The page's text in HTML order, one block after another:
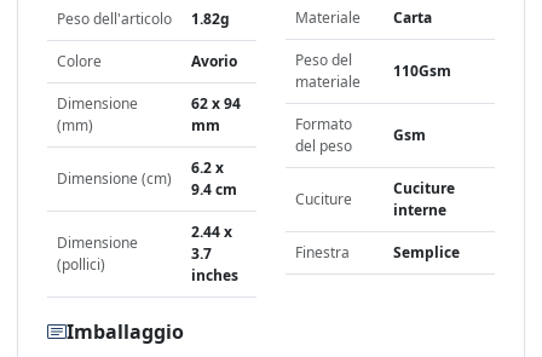
Peso dell'articolo 1.82g
Colore Avorio
Dimensione
(mm)
62 x 94
mm
Dimensione (cm)
6.2 x
9.4 cm
Dimensione
(pollici)
2.44 x
3.7
inches
Materiale Carta
Peso del
materiale
110Gsm
Formato
del peso
Gsm
Cuciture
Cuciture
interne
Finestra Semplice
Imballaggio